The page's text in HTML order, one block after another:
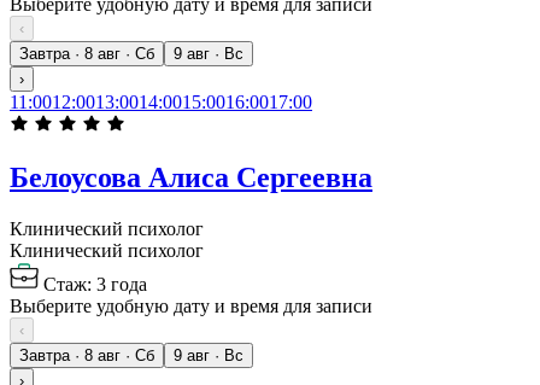
Выберите удобную дату и время для записи
‹
Завтра · 8 авг · Сб
9 авг · Вс
›
11:0012:0013:0014:0015:0016:0017:00
Белоусова Алиса Сергеевна
Клинический психолог
Клинический психолог
Стаж: 3 года
Выберите удобную дату и время для записи
‹
Завтра · 8 авг · Сб
9 авг · Вс
›